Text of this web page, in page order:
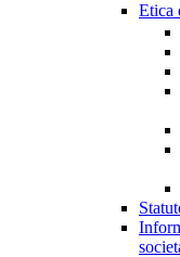
Etica